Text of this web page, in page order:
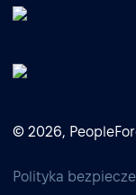
© 2026,
Polityka